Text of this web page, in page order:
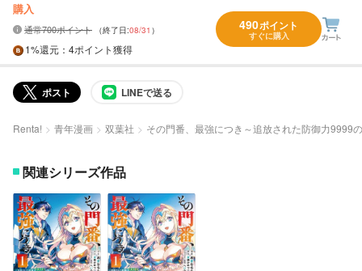
購入
通常700ポイント （終了日:08/31 ）
1%還元 ：4ポイント獲得
490ポイント
すぐに購入
ポスト LINEで送る
Renta! 青年漫画 双葉社 その門番、最強につき～追放された防御力9999
関連シリーズ作品